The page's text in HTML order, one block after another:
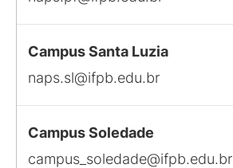
Campus Santa Luzia
naps.sl@ifpb.edu.br
Campus Soledade
campus_soledade@ifpb.edu.br